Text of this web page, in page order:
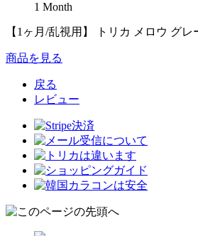
1 Month
【1ヶ月/乱視用】 トリカ メロウ グレ
商品を見る
戻る
レビュー